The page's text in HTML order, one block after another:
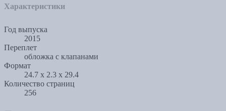
Характеристики
Год выпуска
2015
Переплет
обложка с клапанами
Формат
24.7 x 2.3 x 29.4
Количество страниц
256